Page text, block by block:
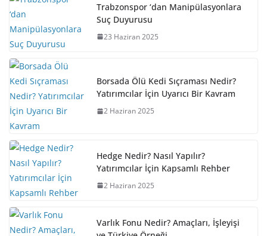
Trabzonspor ‘dan Manipülasyonlara
Suç Duyurusu
23 Haziran 2025
Borsada Ölü Kedi Sıçraması Nedir?
Yatırımcılar İçin Uyarıcı Bir Kavram
2 Haziran 2025
Hedge Nedir? Nasıl Yapılır?
Yatırımcılar İçin Kapsamlı Rehber
2 Haziran 2025
Varlık Fonu Nedir? Amaçları, İşleyişi